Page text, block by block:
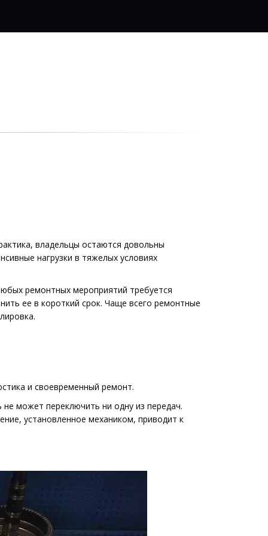
владельцы остаются довольны
нагрузки в тяжелых условиях
ремонтных мероприятий требуется
ее в короткий срок. Чаще всего ремонтные
и своевременный ремонт.
может переключить ни одну из передач.
установленное механиком, приводит к